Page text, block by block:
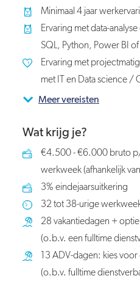
Minimaal 4 jaar
Ervaring met data-
SQL, Python, Power BI
Ervaring met
met IT en Data science /
Meer vereisten
Wat krijg je?
€4.500 - €6.000 bruto
werkweek (afhankelijk
3% eindejaarsuitkering
32 tot 38-urige
28 vakantiedagen +
(o.b.v. een fulltime
13 ADV-dagen: kies
(o.b.v. fulltime